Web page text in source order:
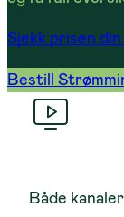
Sjekk prisen
Bestill
Både